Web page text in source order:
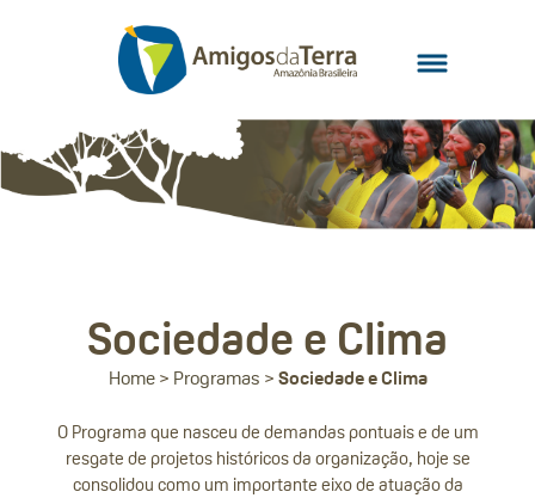
Sociedade e Clima
Home> Programas >Sociedade e Clima
O Programa que nasceu de demandas pontuais e de um
resgate de projetos históricos da organização, hoje se
consolidou como um importante eixo de atuação da